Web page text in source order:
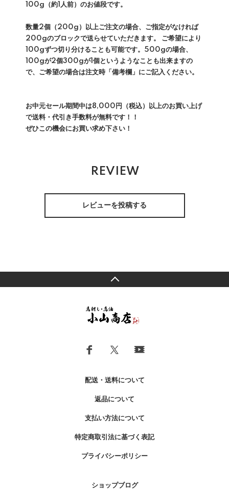
100g（約1人前）のお値段です。
数量2個（200g）以上ご注文の場合、ご指定がなければ
200gのブロックで送らせていただきます。 ご希望により
100gずつ切り分けることも可能です。500gの場合、
100gが2個300gが1個というようなことも出来ますの
で、ご希望の場合は注文時「備考欄」にご記入ください。
お中元セール期間中は8,000円（税込）以上のお買い上げ
で送料・代引き手数料が無料です！！
ぜひこの機会にお買い求め下さい！
REVIEW
レビューを投稿する
配送・送料について
返品について
支払い方法について
特定商取引法に基づく表記
プライバシーポリシー
ショップブログ